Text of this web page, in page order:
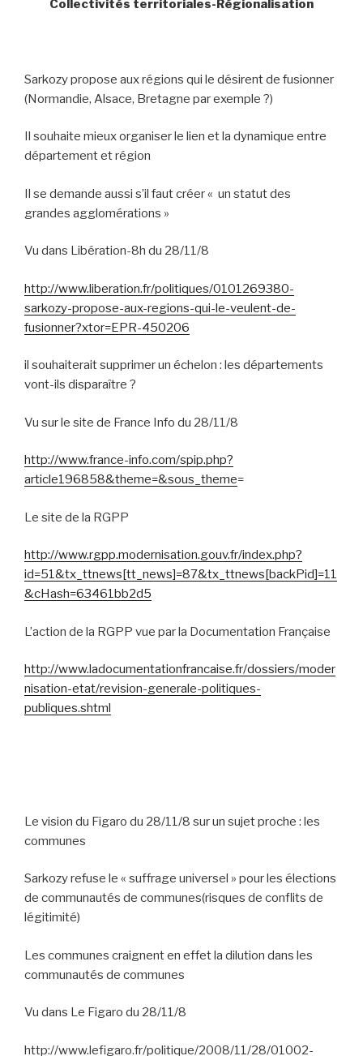
Collectivités territoriales-Régionalisation
Sarkozy propose aux régions qui le désirent de fusionner
(Normandie, Alsace, Bretagne par exemple ?)
Il souhaite mieux organiser le lien et la dynamique entre
département et région
Il se demande aussi s’il faut créer « un statut des
grandes agglomérations »
Vu dans Libération-8h du 28/11/8
http://www.liberation.fr/politiques/0101269380-
sarkozy-propose-aux-regions-qui-le-veulent-de-
fusionner?xtor=EPR-450206
il souhaiterait supprimer un échelon : les départements
vont-ils disparaître ?
Vu sur le site de France Info du 28/11/8
http://www.france-info.com/spip.php?
article196858&theme=&sous_theme=
Le site de la RGPP
http://www.rgpp.modernisation.gouv.fr/index.php?
id=51&tx_ttnews[tt_news]=87&tx_ttnews[backPid]=11
&cHash=63461bb2d5
L’action de la RGPP vue par la Documentation Française
http://www.ladocumentationfrancaise.fr/dossiers/moder
nisation-etat/revision-generale-politiques-
publiques.shtml
Le vision du Figaro du 28/11/8 sur un sujet proche : les
communes
Sarkozy refuse le « suffrage universel » pour les élections
de communautés de communes(risques de conflits de
légitimité)
Les communes craignent en effet la dilution dans les
communautés de communes
Vu dans Le Figaro du 28/11/8
http://www.lefigaro.fr/politique/2008/11/28/01002-